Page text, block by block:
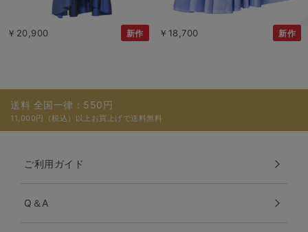
￥20,900 新作 ￥18,700 新作
送料 全国一律：550円
11,000円（税込）以上お買上げで送料無料
ご利用ガイド
Q＆A